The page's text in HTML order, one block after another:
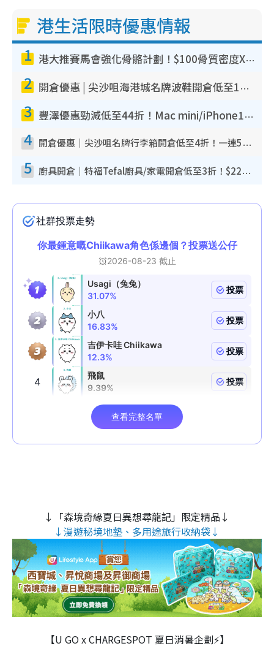
港生活限時優惠情報
1 港大推賽馬會強化骨骼計劃！$100骨質密度X光檢查 完成免費運動訓練送超市禮券！附參加資格
2 開倉優惠 | 尖沙咀海港城名牌波鞋開倉低至1折！On鞋$899起／Joy&Peace鞋履$98起
3 豐澤優惠勁減低至44折！Mac mini/iPhone17Pro大減價！廚房家電$220起
4 開倉優惠｜尖沙咀名牌行李箱開倉低至4折！一連5日 American Tourister/ace./Hallmark $200起！
5 廚具開倉｜特福Tefal廚具/家電開倉低至3折！$220起買平底鍋/炒鑊/湯煲！電飯煲/吸塵機/燙斗$418起
↓「森境奇緣夏日異想尋龍記」限定精品↓
↓漫遊秘境地墊、多用途旅行收納袋↓
【U GO x CHARGESPOT 夏日消暑企劃⚡】